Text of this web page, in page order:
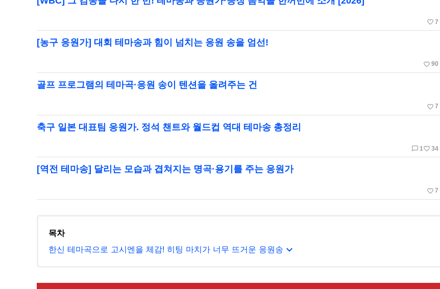
favorite_border 7
[농구 응원가] 대회 테마송과 힘이 넘치는 응원 송을 엄선!
favorite_border 90
골프 프로그램의 테마곡·응원 송이 텐션을 올려주는 건
favorite_border 7
축구 일본 대표팀 응원가. 정석 챈트와 월드컵 역대 테마송 총정리
chat_bubble_outline 1 favorite_border 34
[역전 테마송] 달리는 모습과 겹쳐지는 명곡·용기를 주는 응원가
favorite_border 7
목차
한신 테마곡으로 고시엔을 체감! 히팅 마치가 너무 뜨거운 응원송 expand_more